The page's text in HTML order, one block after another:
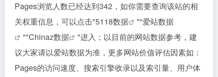
Pages浏览人数已经达到342，如你需要查询该站的相
关权重信息，可以点击"5118数据 ""爱站数据
""Chinaz数据
"进入；以目前的网站数据参考，建
议大家请以爱站数据为准，更多网站价值评估因素如：
Pages的访问速度、搜索引擎收录以及索引量、用户体